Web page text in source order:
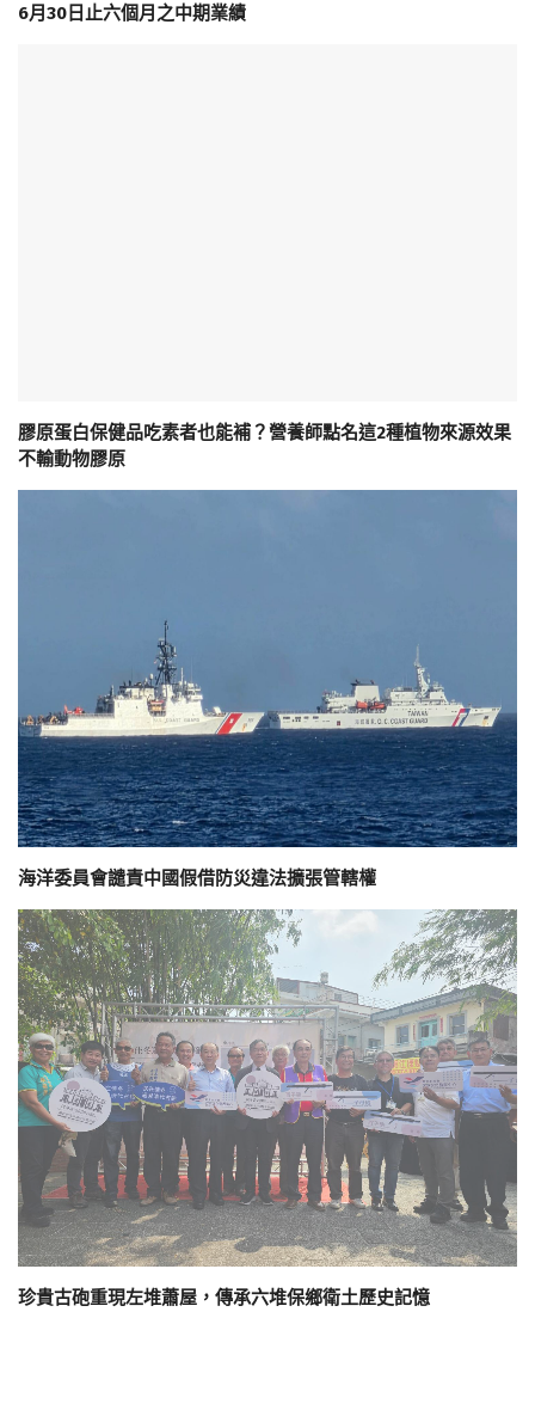
6月30日止六個月之中期業績
膠原蛋白保健品吃素者也能補？營養師點名這2種植物來源效果
不輸動物膠原
海洋委員會譴責中國假借防災違法擴張管轄權
珍貴古砲重現左堆蕭屋，傳承六堆保鄉衛土歷史記憶